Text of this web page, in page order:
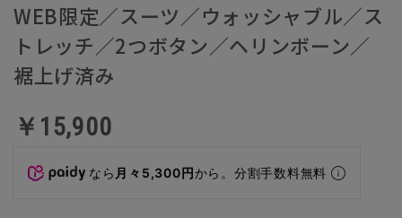
WEB限定／スーツ／ウォッシャブル／ス
トレッチ／2つボタン／ヘリンボーン／
裾上げ済み
￥15,900
なら 月々5,300円から。分割手数料無料